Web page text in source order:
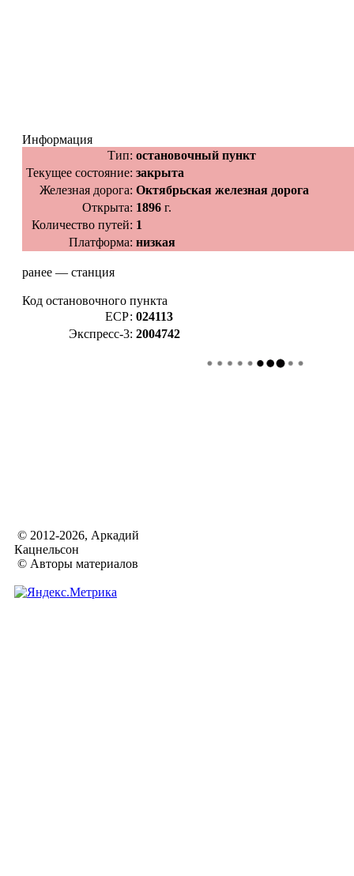
Информация
Тип: остановочный пункт
Текущее состояние: закрыта
Железная дорога: Октябрьская железная дорога
Открыта: 1896 г.
Количество путей: 1
Платформа: низкая
ранее — станция
Код остановочного пункта
ЕСР: 024113
Экспресс-3: 2004742
© 2012-2026, Аркадий
Кацнельсон
© Авторы материалов